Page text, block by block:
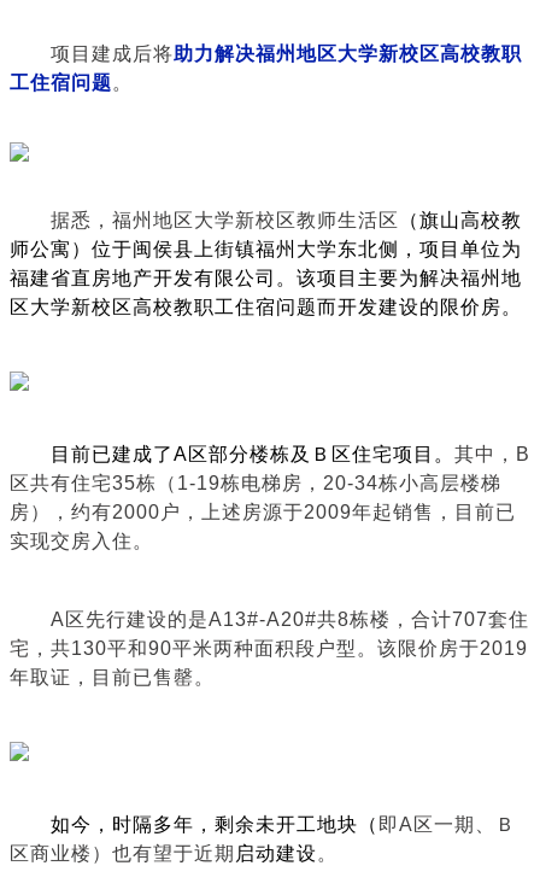
项目建成后将助力解决福州地区大学新校区高校教职
工住宿问题。
据悉，福州地区大学新校区教师生活区
（旗山高校教
师公寓）位于闽侯县上街镇福州大学东北侧，项目单位为
福建省直房地产开发有限公司。 该项目主要为解决福州地
区大学新校区高校教职工住宿问题而开发建设的限价房。
目前已建成了A区部分楼栋及Ｂ区住宅项目。 其中，B
区共有住宅35栋（1-19栋电梯房，20-34栋小高层楼梯
房），约有2000户，上述房源于2009年起销售，目前已
实现交房入住。
A区先行建设的是A13#-A20#共8栋楼，合计707套住
宅，共130平和90平米两种面积段户型。该限价房于2019
年取证，目前已售罄。
如今，时隔多年，剩余未开工地块（ 即A区一期、Ｂ
区商业楼）也有望于近期 启动建设。